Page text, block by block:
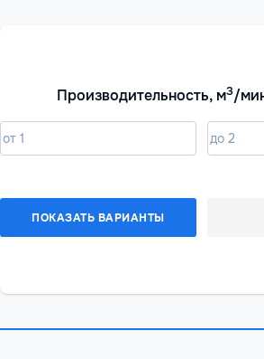
Производительность, м3/
ПОКАЗАТЬ ВАРИАНТЫ